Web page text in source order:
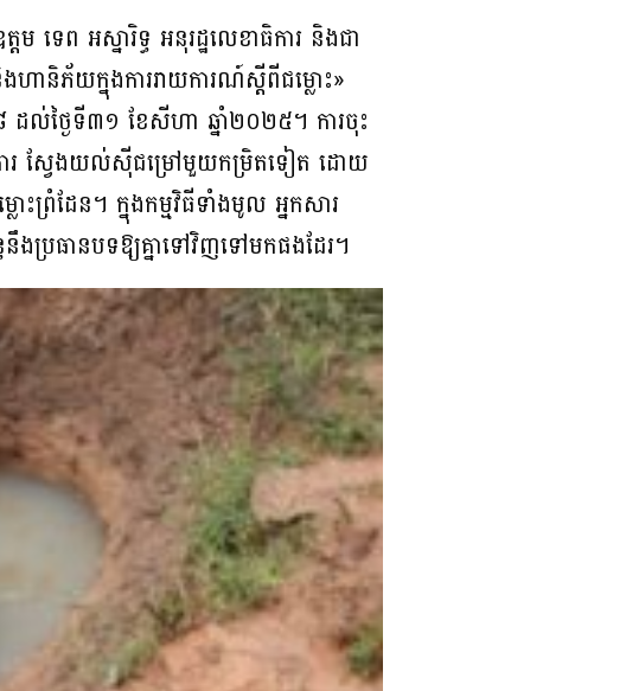
ព អស្នារិទ្ធ អនុរដ្ឋលេខាធិការ និងជា
ហានិភ័យក្នុងការរាយការណ៍ស្តីពីជម្លោះ»
ងៃទី៣១ ខែសីហា ឆ្នាំ២០២៥។ ការចុះ
ការ ស្វែងយល់ស៊ីជម្រៅមួយកម្រិតទៀត ដោយ
ោះព្រំដែន។ ក្នុងកម្មវិធីទាំងមូល អ្នកសារ
ប្រធានបទឱ្យគ្នាទៅវិញទៅមកផងដែរ។